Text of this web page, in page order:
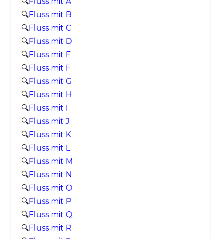
🔍Fluss mit B
🔍Fluss mit C
🔍Fluss mit D
🔍Fluss mit E
🔍Fluss mit F
🔍Fluss mit G
🔍Fluss mit H
🔍Fluss mit I
🔍Fluss mit J
🔍Fluss mit K
🔍Fluss mit L
🔍Fluss mit M
🔍Fluss mit N
🔍Fluss mit O
🔍Fluss mit P
🔍Fluss mit Q
🔍Fluss mit R